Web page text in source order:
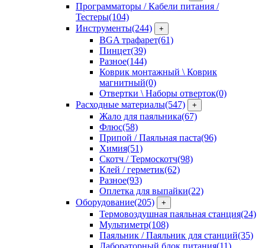
Программаторы / Кабели питания /
Тестеры(104)
Инструменты(244) +
BGA трафарет(61)
Пинцет(39)
Разное(144)
Коврик монтажный \ Коврик
магнитный(0)
Отвертки \ Наборы отверток(0)
Расходные материалы(547) +
Жало для паяльника(67)
Флюс(58)
Припой / Паяльная паста(96)
Химия(51)
Скотч / Термоскотч(98)
Клей / герметик(62)
Разное(93)
Оплетка для выпайки(22)
Оборудование(205) +
Термовоздушная паяльная станция(24)
Мультиметр(108)
Паяльник / Паяльник для станций(35)
Лабораторный блок питания(11)